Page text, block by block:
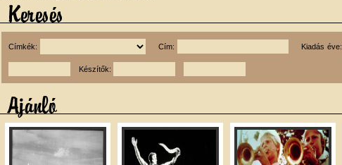
Címkék: Cím: Kiadás éve:
Készítők: